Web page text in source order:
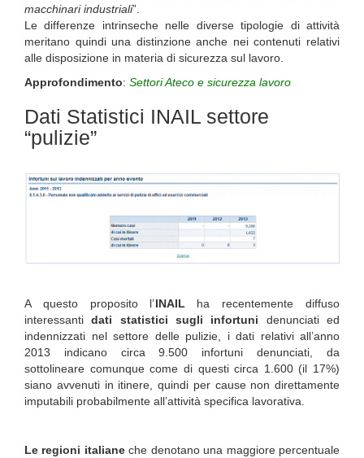
macchinari industriali”.
Le differenze intrinseche nelle diverse tipologie di attività
meritano quindi una distinzione anche nei contenuti relativi
alle disposizione in materia di sicurezza sul lavoro.
Approfondimento: Settori Ateco e sicurezza lavoro
Dati Statistici INAIL settore
“pulizie”
A questo proposito l’INAILha recentemente diffuso
interessantidati statistici sugli infortuni denunciati ed
indennizzati nel settore delle pulizie, i dati relativi all’anno
2013 indicano circa 9.500 infortuni denunciati, da
sottolineare comunque come di questi circa 1.600 (il 17%)
siano avvenuti in itinere, quindi per cause non direttamente
imputabili probabilmente all’attività specifica lavorativa.
Le regioni italianeche denotano una maggiore percentuale